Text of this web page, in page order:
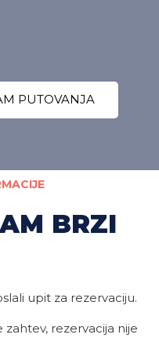
PUTOVANJA
BRZI
upit za rezervaciju.
rezervacija nije